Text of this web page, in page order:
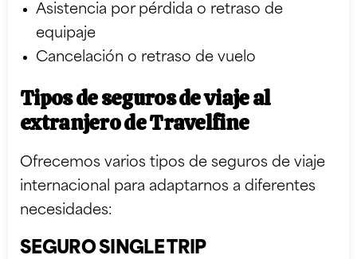
Asistencia por pérdida o retraso de
equipaje
Cancelación o retraso de vuelo
Tipos de seguros de viaje al
extranjero de Travelfine
Ofrecemos varios tipos de seguros de viaje
internacional para adaptarnos a diferentes
necesidades:
SEGURO SINGLE TRIP